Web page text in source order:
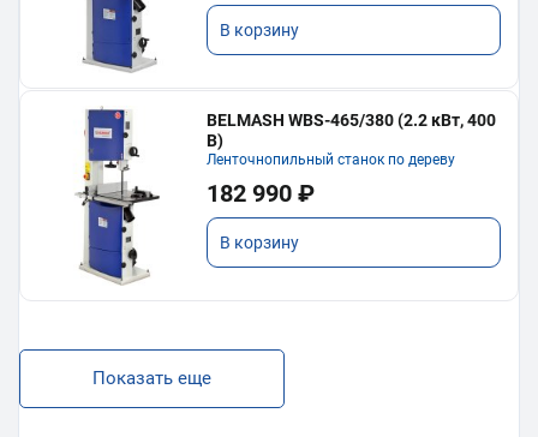
В корзину
BELMASH WBS-465/380 (2.2 кВт, 400
В)
Ленточнопильный станок по дереву
182 990 ₽
В корзину
Показать еще